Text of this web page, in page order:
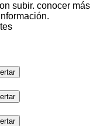
subir. conocer más